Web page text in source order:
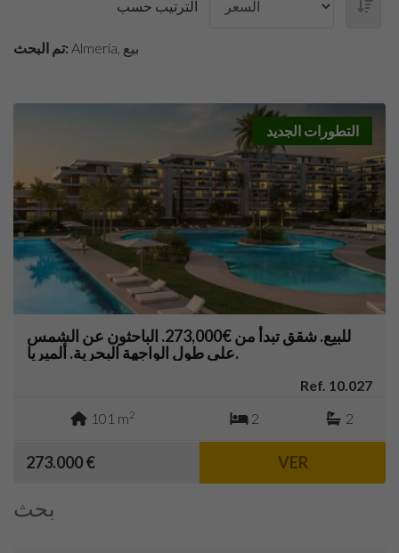
الترتيب حسب
تم البحث: Almería, بيع
التطورات الجديد
للبيع. شقق تبدأ من €273,000. الباحثون عن الشمس
على طول الواجهة البحرية. ألميريا.
Ref. 10.027
101 m2 2 2
273.000 € VER
بحث